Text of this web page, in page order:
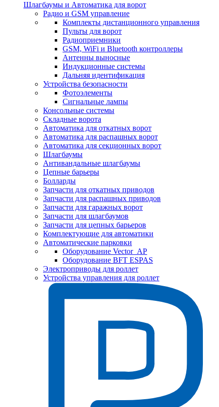
Шлагбаумы и Автоматика для ворот
Радио и GSM управление
Комплекты дистанционного управления
Пульты для ворот
Радиоприемники
GSM, WiFi и Bluetooth контроллеры
Антенны выносные
Индукционные системы
Дальняя идентификация
Устройства безопасности
Фотоэлементы
Сигнальные лампы
Консольные системы
Складные ворота
Автоматика для откатных ворот
Автоматика для распашных ворот
Автоматика для секционных ворот
Шлагбаумы
Антивандальные шлагбаумы
Цепные барьеры
Болларды
Запчасти для откатных приводов
Запчасти для распашных приводов
Запчасти для гаражных ворот
Запчасти для шлагбаумов
Запчасти для цепных барьеров
Комплектующие для автоматики
Автоматические парковки
Оборудование Vector_AP
Оборудование BFT ESPAS
Электроприводы для роллет
Устройства управления для роллет